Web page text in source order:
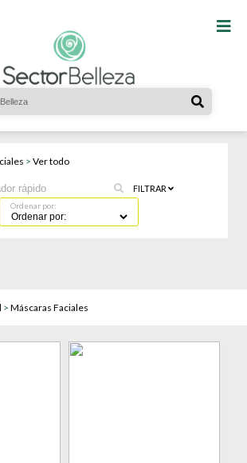
> Ver todo
Ordenar por:
FILTRAR
> Máscaras Faciales